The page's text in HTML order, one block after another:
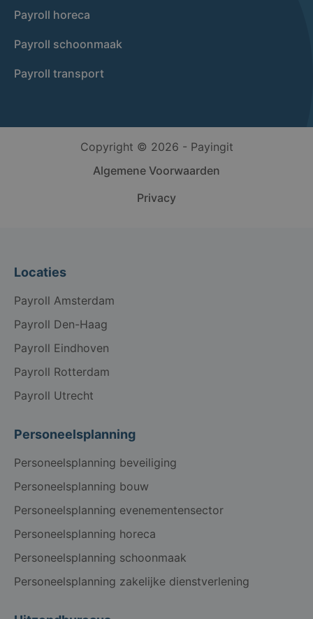
Payroll horeca
Payroll schoonmaak
Payroll transport
Copyright © 2026 - Payingit
Algemene Voorwaarden
Privacy
Locaties
Payroll Amsterdam
Payroll Den-Haag
Payroll Eindhoven
Payroll Rotterdam
Payroll Utrecht
Personeelsplanning
Personeelsplanning beveiliging
Personeelsplanning bouw
Personeelsplanning evenementensector
Personeelsplanning horeca
Personeelsplanning schoonmaak
Personeelsplanning zakelijke dienstverlening